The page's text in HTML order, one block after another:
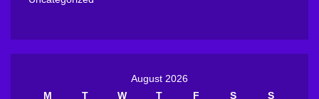
August 2026
M
T W T F S
S